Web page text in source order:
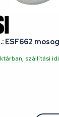
ESF662
szállítási